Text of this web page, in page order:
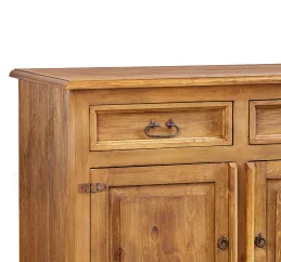
môžete
vybrať
na
stránke
produktu.